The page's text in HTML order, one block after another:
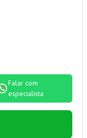
Falar com
especialista